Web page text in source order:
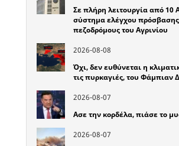
Σε πλήρη λειτουργία από 10
σύστημα ελέγχου
πεζοδρόμους του Αγρινίου
2026-08-08
Όχι, δεν ευθύνεται η
τις πυρκαγιές, του Φάμπιαν
2026-08-07
Ασε την κορδέλα, πιάσε το
2026-08-07